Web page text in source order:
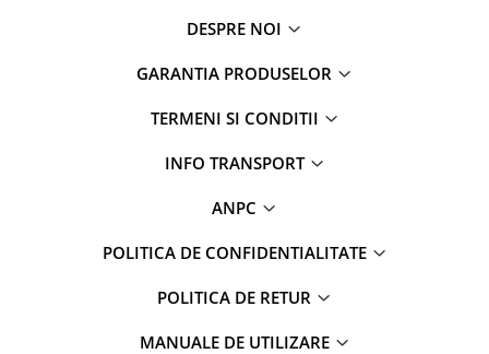
DESPRE NOI
GARANTIA PRODUSELOR
TERMENI SI CONDITII
INFO TRANSPORT
ANPC
POLITICA DE CONFIDENTIALITATE
POLITICA DE RETUR
MANUALE DE UTILIZARE